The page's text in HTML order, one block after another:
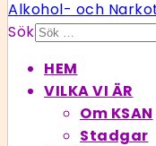
Sök
HEM
VILKA VI ÄR
Om KSAN
Stadgar